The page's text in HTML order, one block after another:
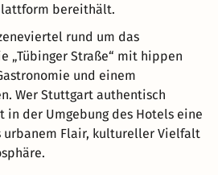
bereithält.
rund um das
„Tübinger Straße“ mit hippen
und einem
Wer Stuttgart authentisch
in der Umgebung des Hotels eine
urbanem Flair, kultureller Vielfalt